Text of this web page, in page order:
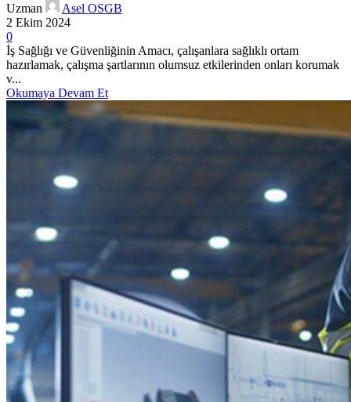
Uzman
Asel OSGB
2 Ekim 2024
0
İş Sağlığı ve Güvenliğinin Amacı, çalışanlara sağlıklı ortam
hazırlamak, çalışma şartlarının olumsuz etkilerinden onları korumak
v...
Okumaya Devam Et